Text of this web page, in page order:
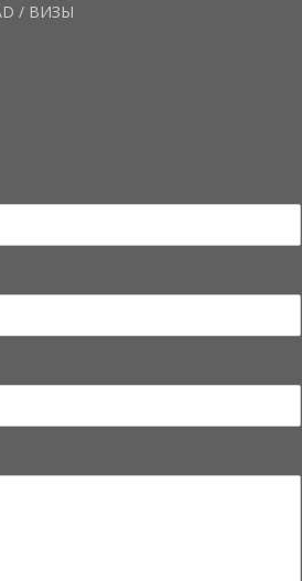
/ ВИЗЫ